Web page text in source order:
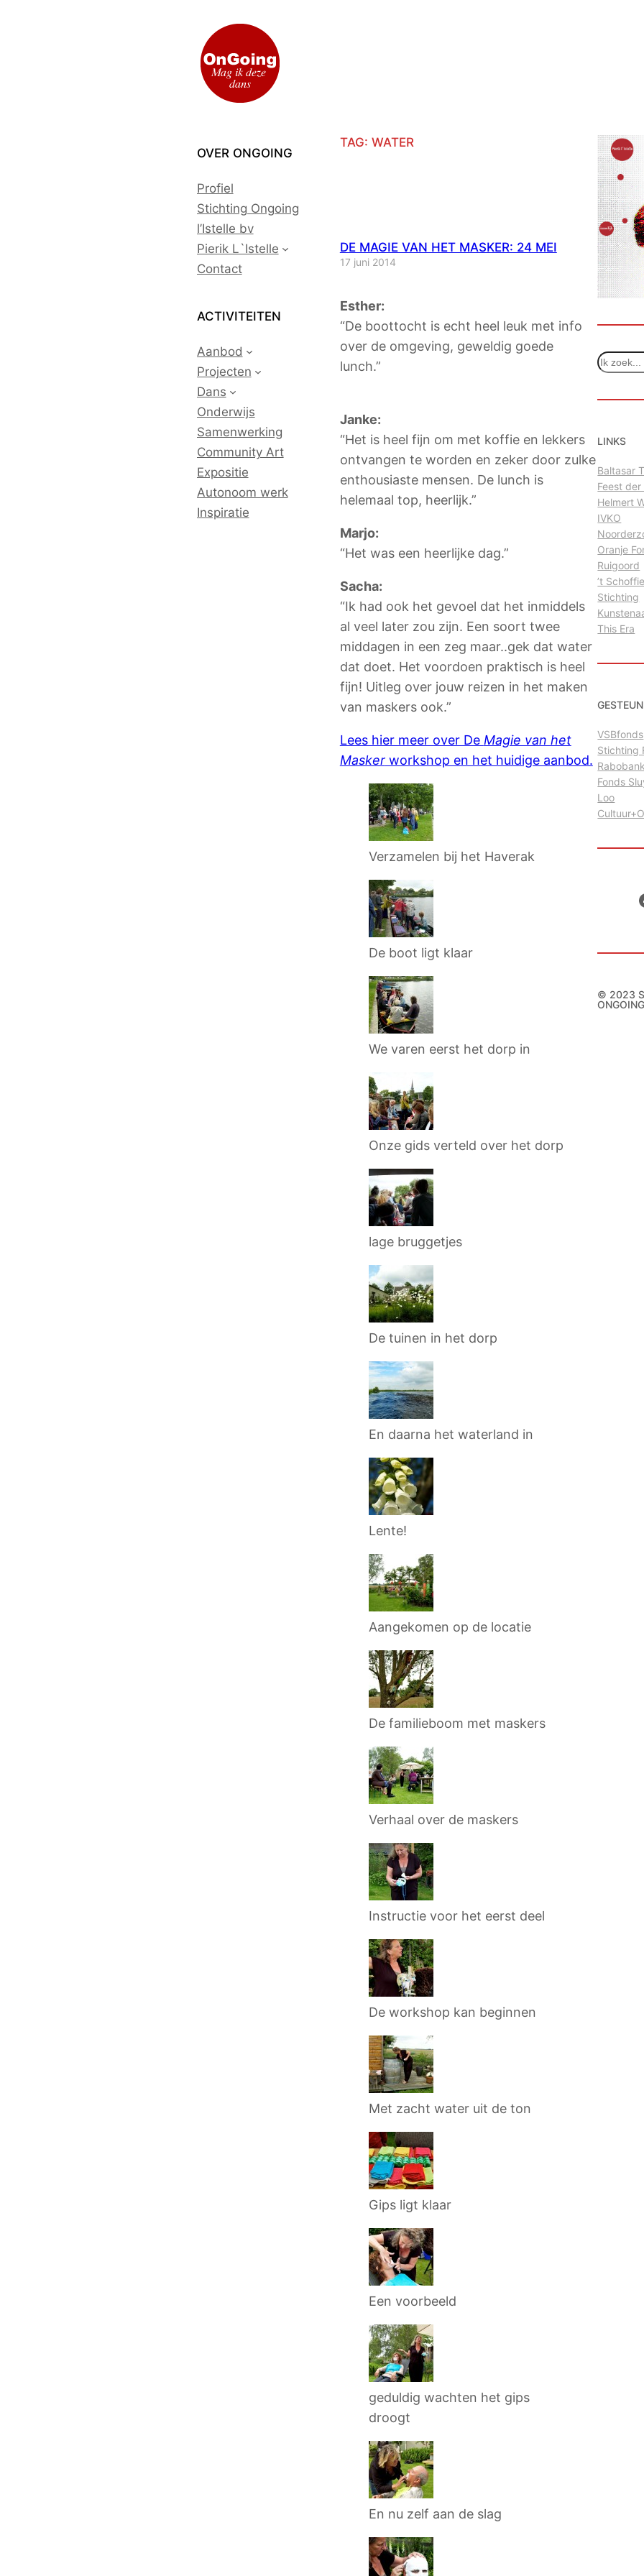
OVER ONGOING
Profiel
Stichting Ongoing
l’Istelle bv
Pierik L`Istelle
Contact
ACTIVITEITEN
Aanbod
Projecten
Dans
Onderwijs
Samenwerking
Community Art
Expositie
Autonoom werk
Inspiratie
TAG: WATER
DE MAGIE VAN HET MASKER: 24 MEI
17 juni 2014
Esther:
“De boottocht is echt heel leuk met info
over de omgeving, geweldig goede
lunch.”
Janke:
“Het is heel fijn om met koffie en lekkers
ontvangen te worden en zeker door zulke
enthousiaste mensen. De lunch is
helemaal top, heerlijk.”
Marjo:
“Het was een heerlijke dag.”
Sacha:
“Ik had ook het gevoel dat het inmiddels
al veel later zou zijn. Een soort twee
middagen in een zeg maar..gek dat water
dat doet. Het voordoen praktisch is heel
fijn! Uitleg over jouw reizen in het maken
van maskers ook.”
Lees hier meer over De Magie van het
Maskerworkshop en het huidige aanbod.
Verzamelen bij het Haverak
De boot ligt klaar
We varen eerst het dorp in
Onze gids verteld over het dorp
lage bruggetjes
De tuinen in het dorp
En daarna het waterland in
Lente!
Aangekomen op de locatie
De familieboom met maskers
Verhaal over de maskers
Instructie voor het eerst deel
De workshop kan beginnen
Met zacht water uit de ton
Gips ligt klaar
Een voorbeeld
geduldig wachten het gips
droogt
En nu zelf aan de slag
Z
o
nLINKS
Baltasar
Feest der
Helmert
IVKO
Oranje
Ruigoord
’t Schoffie
Stichting
This Era
VSBfonds
Stichting
Rabobank
Fonds
Loo
© 2023
ONGOING